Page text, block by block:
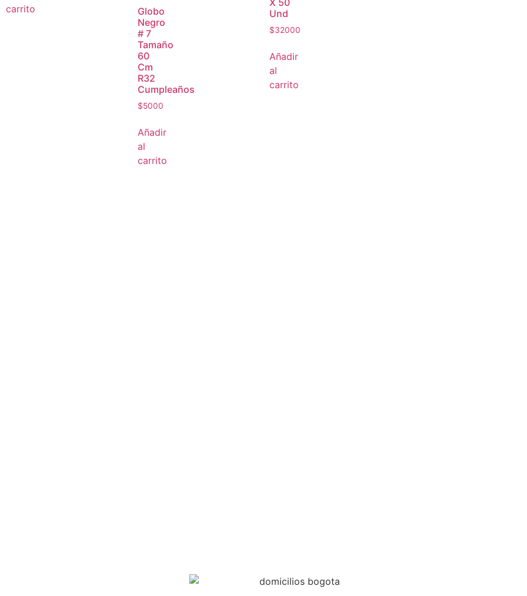
carrito
Globo
Negro
# 7
Tamaño
60
Cm
R32
Cumpleaños
$5000
Añadir
al
carrito
Und
$32000
Añadir
al
carrito